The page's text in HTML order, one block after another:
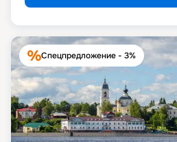
Спецпредложение - 3%